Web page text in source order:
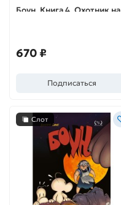
Боун. Книга 4. Охотник на
670 ₽
Подписаться
Слот